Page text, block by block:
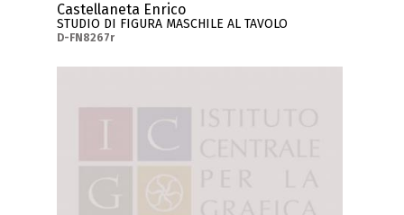
Castellaneta Enrico
STUDIO DI FIGURA MASCHILE AL TAVOLO
D-FN8267r